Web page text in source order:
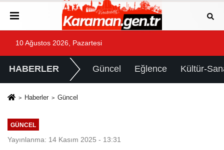
10 Ağustos 2026, Pazartesi
HABERLER Güncel Eğlence Kültür-
Haberler Güncel
GÜNCEL
Yayınlanma: 14 Kasım 2025 - 13:31